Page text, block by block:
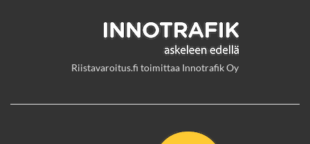
Riistavaroitus.fi toimittaa Innotrafik Oy